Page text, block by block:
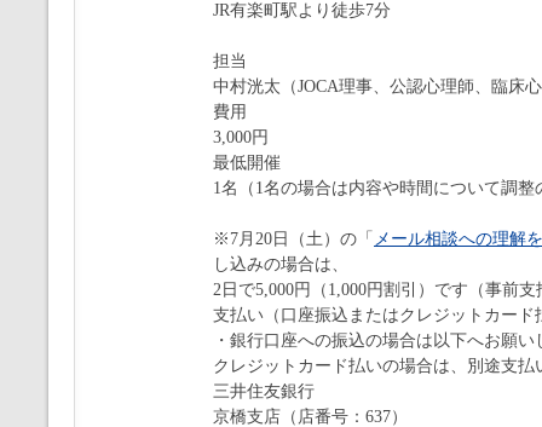
JR有楽町駅より徒歩7分
担当
中村洸太（JOCA理事、公認心理師、臨床
費用
3,000円
最低開催
1名（1名の場合は内容や時間について調整
※7月20日（土）の「 メール相談への理解
し込みの場合は、
2日で5,000円（1,000円割引）です（事前支
支払い（口座振込またはクレジットカード
・銀行口座への振込の場合は以下へお願い
クレジットカード払いの場合は、別途支
三井住友銀行
京橋支店（店番号：637）